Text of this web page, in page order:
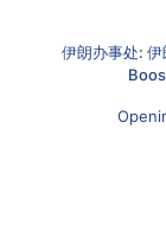
伊朗办事处: